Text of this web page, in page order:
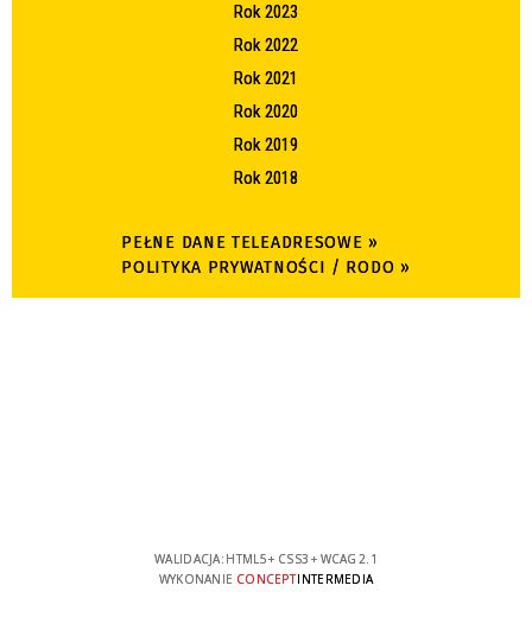
Rok 2023
Rok 2022
Rok 2021
Rok 2020
Rok 2019
Rok 2018
PEŁNE DANE TELEADRESOWE »
POLITYKA PRYWATNOŚCI / RODO »
WALIDACJA: HTML5+ CSS3 + WCAG 2.1
WYKONANIE CONCEPTINTERMEDIA